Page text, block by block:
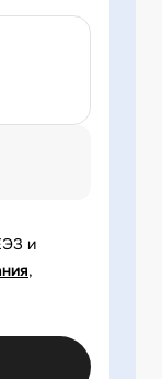
и
,